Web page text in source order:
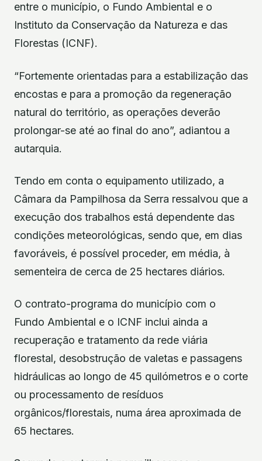
entre o município, o Fundo Ambiental e o
Instituto da Conservação da Natureza e das
Florestas (ICNF).
“Fortemente orientadas para a estabilização das
encostas e para a promoção da regeneração
natural do território, as operações deverão
prolongar-se até ao final do ano”, adiantou a
autarquia.
Tendo em conta o equipamento utilizado, a
Câmara da Pampilhosa da Serra ressalvou que a
execução dos trabalhos está dependente das
condições meteorológicas, sendo que, em dias
favoráveis, é possível proceder, em média, à
sementeira de cerca de 25 hectares diários.
O contrato-programa do município com o
Fundo Ambiental e o ICNF inclui ainda a
recuperação e tratamento da rede viária
florestal, desobstrução de valetas e passagens
hidráulicas ao longo de 45 quilómetros e o corte
ou processamento de resíduos
orgânicos/florestais, numa área aproximada de
65 hectares.